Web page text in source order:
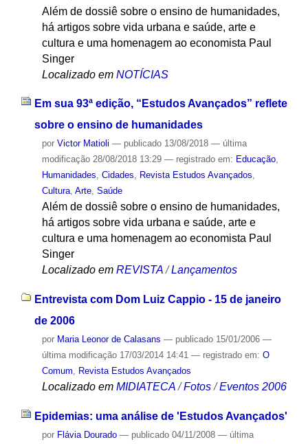
Além de dossiê sobre o ensino de humanidades,
há artigos sobre vida urbana e saúde, arte e
cultura e uma homenagem ao economista Paul
Singer
Localizado em NOTÍCIAS
Em sua 93ª edição, “Estudos Avançados” reflete
sobre o ensino de humanidades
por Victor Matioli — publicado13/08/2018 — última
modificação28/08/2018 13:29 — registrado em: Educação,
Humanidades, Cidades, Revista Estudos Avançados,
Cultura, Arte, Saúde
Além de dossiê sobre o ensino de humanidades,
há artigos sobre vida urbana e saúde, arte e
cultura e uma homenagem ao economista Paul
Singer
Localizado em REVISTA /Lançamentos
Entrevista com Dom Luiz Cappio - 15 de janeiro
de 2006
por Maria Leonor de Calasans — publicado15/01/2006 —
última modificação17/03/2014 14:41 — registrado em: O
Comum, Revista Estudos Avançados
Localizado em MIDIATECA /Fotos /Eventos 2006
Epidemias: uma análise de 'Estudos Avançados'
por Flávia Dourado — publicado04/11/2008 — última